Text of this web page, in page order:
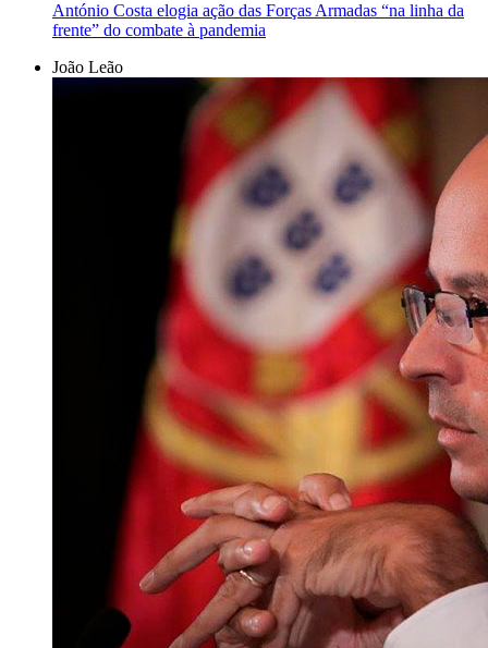
António Costa elogia ação das Forças Armadas “na linha da
frente” do combate à pandemia
João Leão